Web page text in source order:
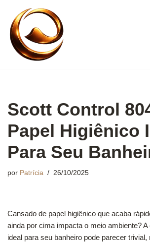
Pular
para
conteúdo
Scott Control
Papel Higiênico
Para Seu
por Patrícia 26/10/2025
Cansado de papel higiênico que acaba
ainda por cima impacta o meio ambiente?
ideal para seu banheiro pode parecer